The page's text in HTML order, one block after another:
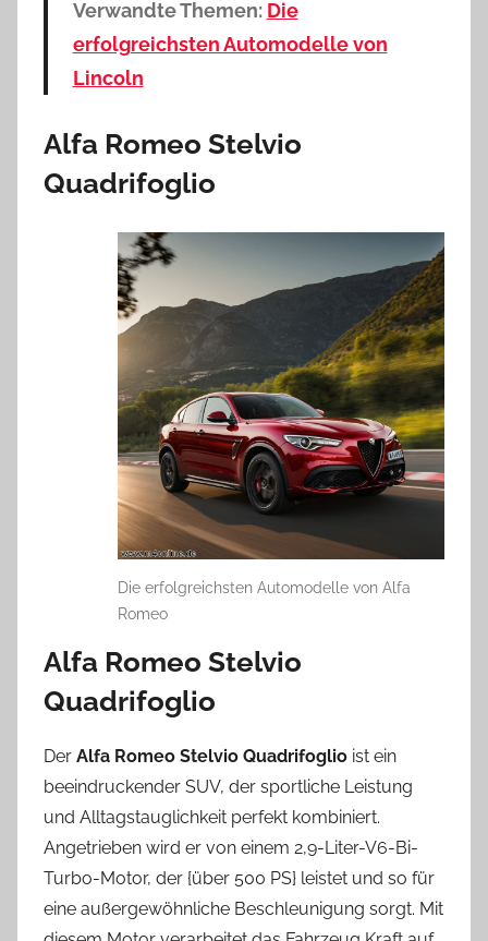
Verwandte Themen: Die
erfolgreichsten Automodelle von
Lincoln
Alfa Romeo Stelvio
Quadrifoglio
Die erfolgreichsten Automodelle von Alfa
Romeo
Alfa Romeo Stelvio
Quadrifoglio
Der Alfa Romeo Stelvio Quadrifoglio ist ein
beeindruckender SUV, der sportliche Leistung
und Alltagstauglichkeit perfekt kombiniert.
Angetrieben wird er von einem 2,9-Liter-V6-Bi-
Turbo-Motor, der {über 500 PS} leistet und so für
eine außergewöhnliche Beschleunigung sorgt. Mit